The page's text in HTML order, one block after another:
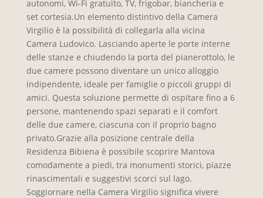
autonomi, Wi-Fi gratuito, TV, frigobar, biancheria e
set cortesia.Un elemento distintivo della Camera
Virgilio è la possibilità di collegarla alla vicina
Camera Ludovico. Lasciando aperte le porte interne
delle stanze e chiudendo la porta del pianerottolo, le
due camere possono diventare un unico alloggio
indipendente, ideale per famiglie o piccoli gruppi di
amici. Questa soluzione permette di ospitare fino a 6
persone, mantenendo spazi separati e il comfort
delle due camere, ciascuna con il proprio bagno
privato.Grazie alla posizione centrale della
Residenza Bibiena è possibile scoprire Mantova
comodamente a piedi, tra monumenti storici, piazze
rinascimentali e suggestivi scorci sul lago.
Soggiornare nella Camera Virgilio significa vivere